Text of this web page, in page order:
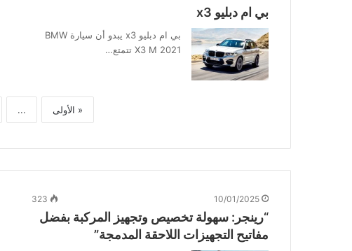
بي ام دبليو x3
بي ام دبليو x3 يبدو أن سيارة BMW
X3 M 2021 تتمتع…
« الأولى ...
10/01/2025
323
“رينجر: سهولة تخصيص وتجهيز المركبة بفضل
مفاتيح التجهيزات اللاحقة المدمجة”